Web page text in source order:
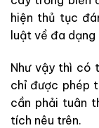
hiện thủ tục
luật về đa dạng
Như vậy thì có
chỉ được phép
cần phải tuân
tích nêu trên.